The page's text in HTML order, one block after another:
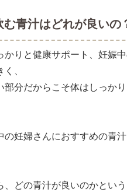
青汁はどれが良いの
かりと健康サポート、妊娠
、
部分だからこそ体はしっか
の妊婦さんにおすすめの青
、どの青汁が良いのかとい